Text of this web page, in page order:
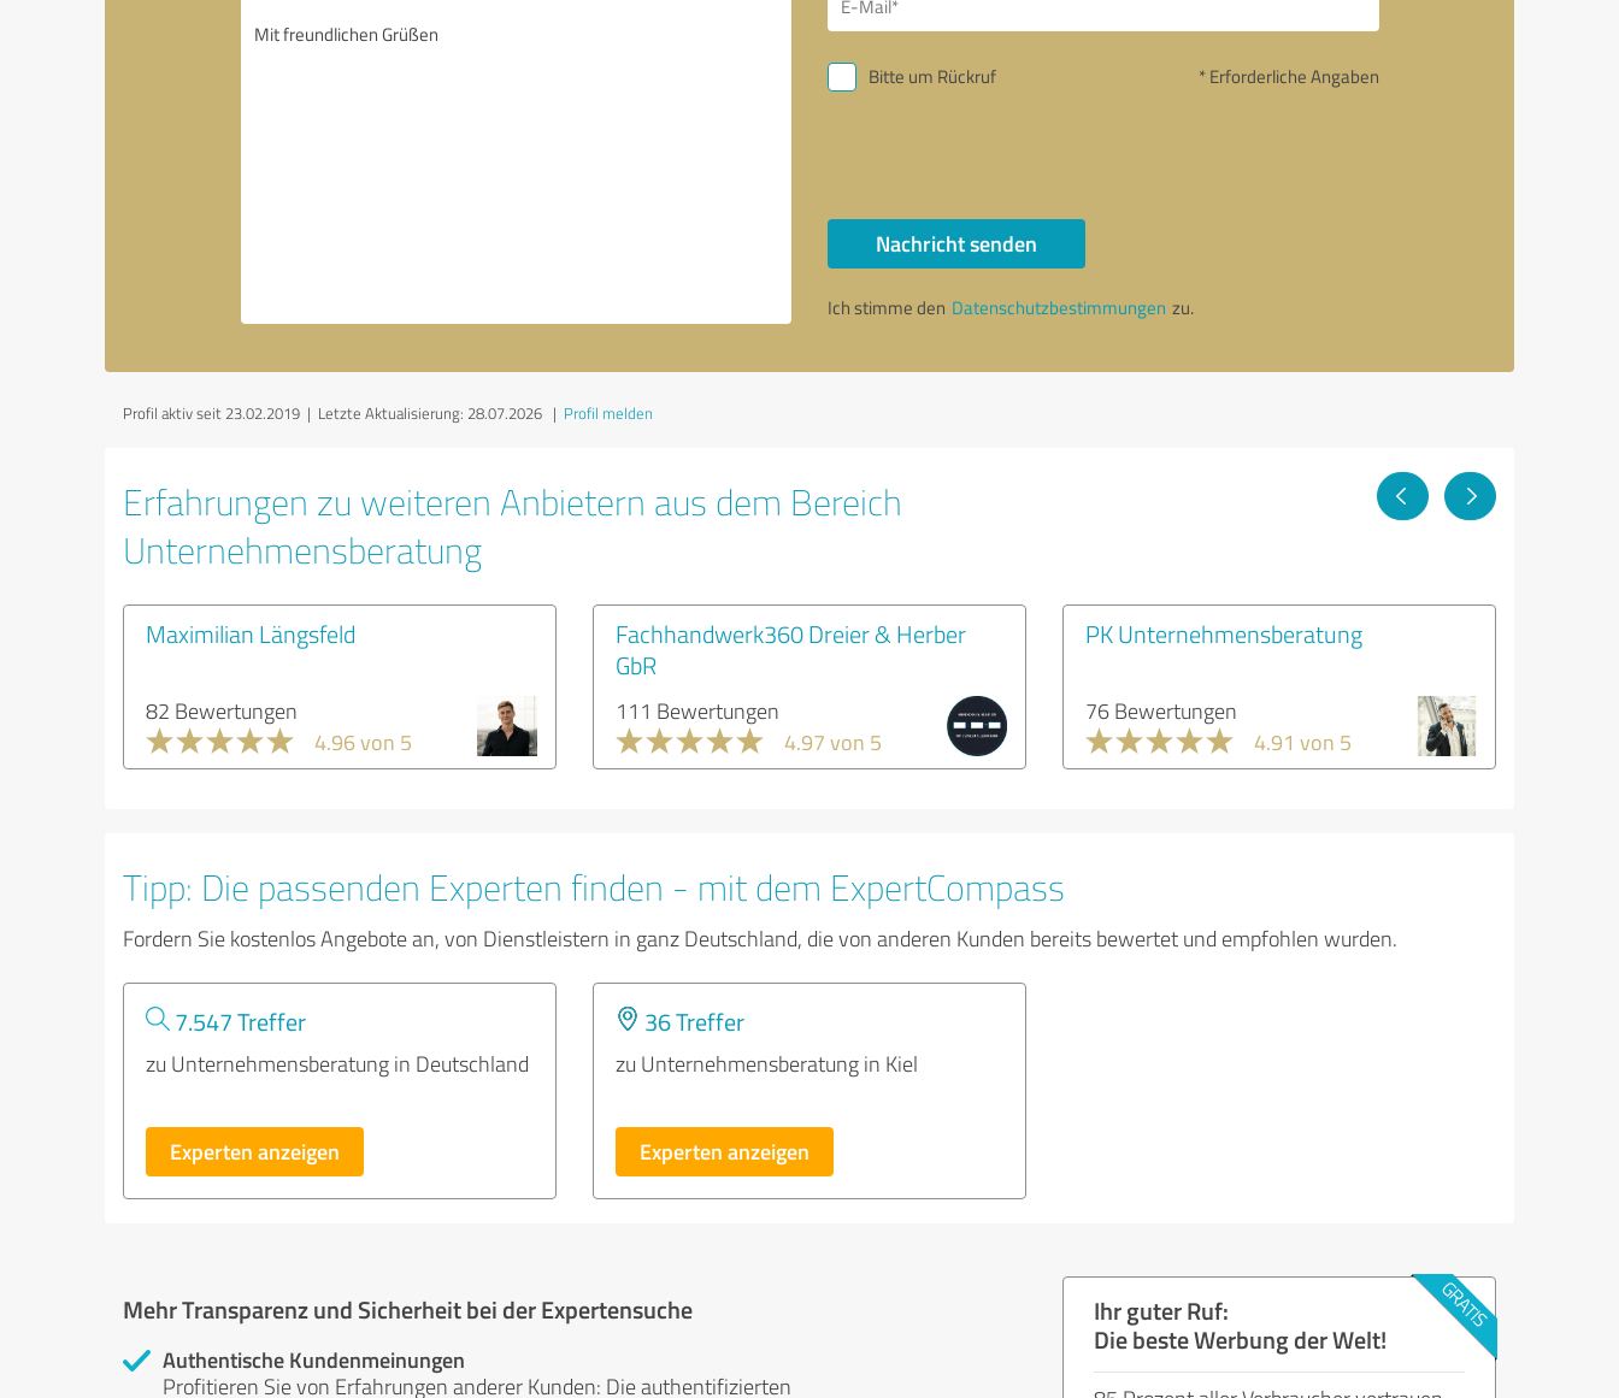
Bitte um Rückruf * Erforderliche Angaben
Nachricht senden
Ich stimme den Datenschutzbestimmungen zu.
Profil aktiv seit 23.02.2019 | Letzte Aktualisierung: 28.07.2026 | Profil melden
Erfahrungen zu weiteren Anbietern aus dem Bereich
Unternehmensberatung
Maximilian Längsfeld
82 Bewertungen
4.96 von 5
Fachhandwerk360 Dreier & Herber
GbR
111 Bewertungen
4.97 von 5
PK Unternehmensberatung
76 Bewertungen
4.91 von 5
Tipp: Die passenden Experten finden - mit dem ExpertCompass
Fordern Sie kostenlos Angebote an, von Dienstleistern in ganz Deutschland, die von anderen Kunden bereits bewertet und empfohlen wurden.
7.547 Treffer
zu Unternehmensberatung in Deutschland
Experten anzeigen
36 Treffer
zu Unternehmensberatung in Kiel
Experten anzeigen
Mehr Transparenz und Sicherheit bei der Expertensuche
Authentische Kundenmeinungen
Profitieren Sie von Erfahrungen anderer Kunden: Die authentifizierten
Ihr guter Ruf:
Die beste Werbung der Welt!